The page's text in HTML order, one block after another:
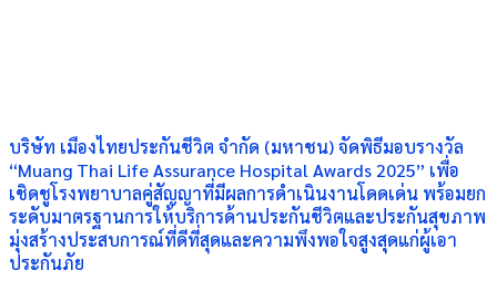
บริษัท เมืองไทยประกันชีวิต จำกัด (มหาชน) จัดพิธีมอบรางวัล
“Muang Thai Life Assurance Hospital Awards 2025” เพื่อ
เชิดชูโรงพยาบาลคู่สัญญาที่มีผลการดำเนินงานโดดเด่น พร้อมยก
ระดับมาตรฐานการให้บริการด้านประกันชีวิตและประกันสุขภาพ
มุ่งสร้างประสบการณ์ที่ดีที่สุดและความพึงพอใจสูงสุดแก่ผู้เอา
ประกันภัย